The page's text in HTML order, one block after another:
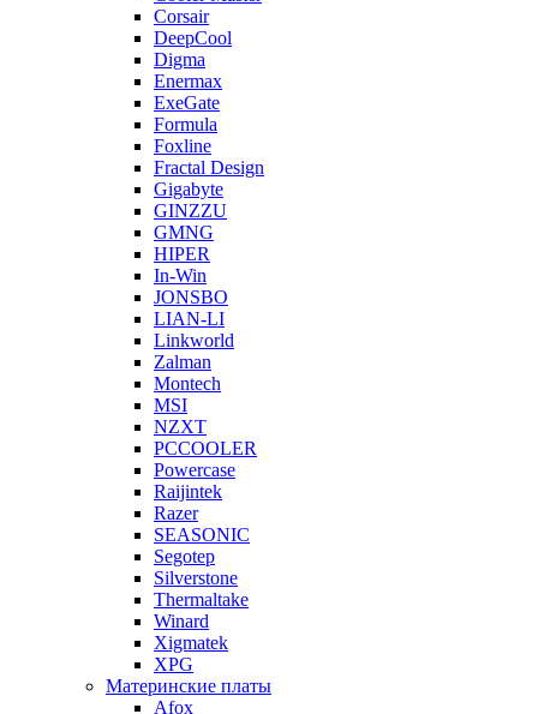
Corsair
DeepCool
Digma
Enermax
ExeGate
Formula
Foxline
Fractal Design
Gigabyte
GINZZU
GMNG
HIPER
In-Win
JONSBO
LIAN-LI
Linkworld
Zalman
Montech
MSI
NZXT
PCCOOLER
Powercase
Raijintek
Razer
SEASONIC
Segotep
Silverstone
Thermaltake
Winard
Xigmatek
XPG
Материнские платы
Afox